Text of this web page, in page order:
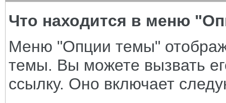
Что находится в меню
Меню "Опции темы"
темы. Вы можете вызвать
ссылку. Оно включает